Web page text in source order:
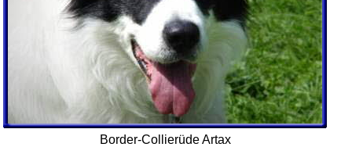
Border-Collierüde Artax